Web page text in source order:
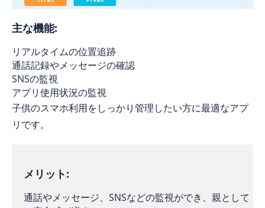
主な機能:
リアルタイムの位置追跡
通話記録やメッセージの確認
SNSの監視
アプリ使用状況の監視
子供のスマホ利用をしっかり管理したい方に最適なアプ
リです。
メリット:
通話やメッセージ、SNSなどの監視ができ、親として